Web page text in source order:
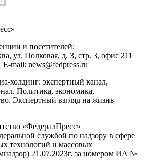
»
и посетителей:
, ул. Полковая, д. 3, стр. 3, офис 211
E-mail: news@fedpress.ru
холдинг: экспертный канал,
Политика, экономика,
Экспертный взгляд на жизнь
«ФедералПресс»
службой по надзору в сфере
технологий и массовых
21.07.2023г. за номером ИА №